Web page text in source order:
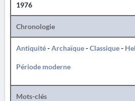
1976
Chronologie
Antiquité-Archaïque-Classique-
Période moderne
Mots-clés